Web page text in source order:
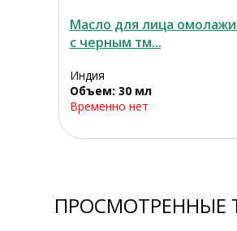
Масло для лица
с черным тм...
Индия
Объем: 30 мл
Временно нет
ПРОСМОТРЕННЫЕ